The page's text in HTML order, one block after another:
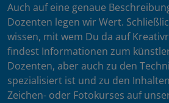
Auch auf eine genaue
Dozenten legen wir Wert.
wissen, mit wem Du da auf
findest Informationen zum
Dozenten, aber auch zu den
spezialisiert ist und zu den
Zeichen- oder Fotokurses auf